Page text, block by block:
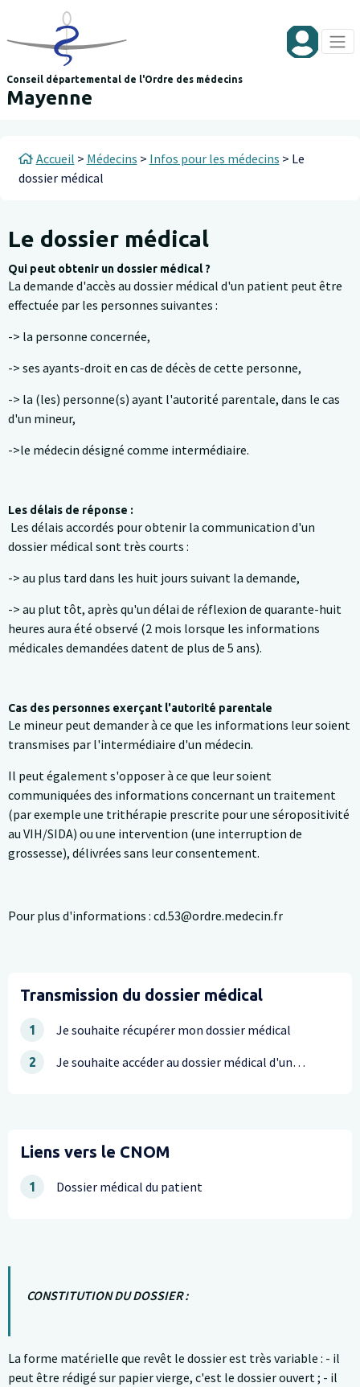
Aller au contenu principal
Conseil départemental de l'Ordre des médecins
Mayenne
Fil d'Ariane
Accueil Médecins Infos pour les médecins
Le
dossier médical
Le dossier médical
Qui peut obtenir un dossier médical ?
La demande d'accès au dossier médical d'un patient peut être
effectuée par les personnes suivantes :
-> la personne concernée,
-> ses ayants-droit en cas de décès de cette personne,
-> la (les) personne(s) ayant l'autorité parentale, dans le cas
d'un mineur,
->le médecin désigné comme intermédiaire.
Les délais de réponse :
Les délais accordés pour obtenir la communication d'un
dossier médical sont très courts :
-> au plus tard dans les huit jours suivant la demande,
-> au plut tôt, après qu'un délai de réflexion de quarante-huit
heures aura été observé (2 mois lorsque les informations
médicales demandées datent de plus de 5 ans).
Cas des personnes exerçant l'autorité parentale
Le mineur peut demander à ce que les informations leur soient
transmises par l'intermédiaire d'un médecin.
Il peut également s'opposer à ce que leur soient
communiquées des informations concernant un traitement
(par exemple une trithérapie prescrite pour une séropositivité
au VIH/SIDA) ou une intervention (une interruption de
grossesse), délivrées sans leur consentement.
Pour plus d'informations : cd.53@ordre.medecin.fr
Transmission du dossier médical
1 Je souhaite récupérer mon dossier médical
2
Je souhaite accéder au dossier médical d'un
Liens vers le CNOM
1 Dossier médical du patient
CONSTITUTION DU DOSSIER :
La forme matérielle que revêt le dossier est très variable : - il
peut être rédigé sur papier vierge, c'est le dossier ouvert ; - il
Panneau de gestion des cookies